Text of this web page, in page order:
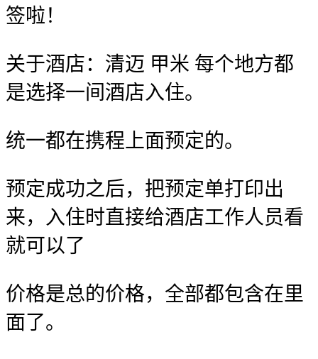
签啦！
关于酒店：清迈 甲米 每个地方都
是选择一间酒店入住。
统一都在携程上面预定的。
预定成功之后，把预定单打印出
来，入住时直接给酒店工作人员看
就可以了
价格是总的价格，全部都包含在里
面了。